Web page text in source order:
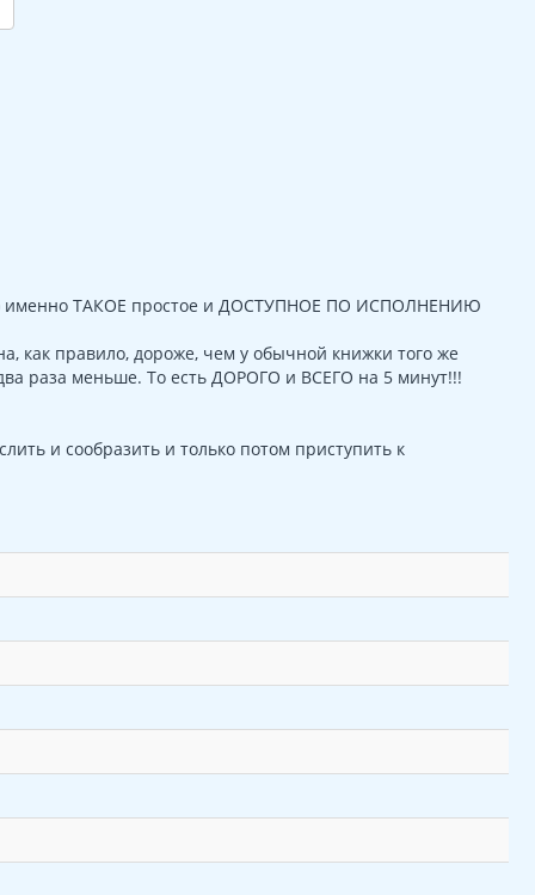
именно ТАКОЕ простое и ДОСТУПНОЕ ПО ИСПОЛНЕНИЮ
как правило, дороже, чем у обычной книжки того же
раза меньше. То есть ДОРОГО и ВСЕГО на 5 минут!!!
и сообразить и только потом приступить к